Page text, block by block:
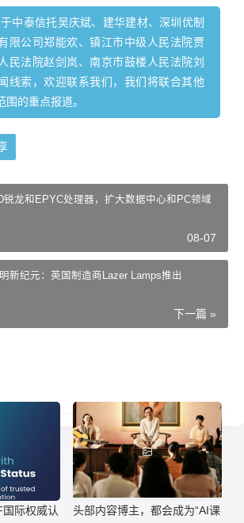
中泰信托吴庆斌、建华建材、深圳优制
限公司郑能欢、镇江市中级人民法院贾
民法院赵剑岚、南京市鼓楼人民法院刘
线索，欢迎联系我们，我们将联合其他
的重点报道。
锐龙和EPYC处理器，扩大数据中心和PC领域
08-07
新纪元：英国制造商Lazer Lamps推出
下一篇 »
际权威认
头部内容博主，都会成为“AI课